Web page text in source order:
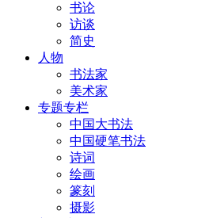
书论
访谈
简史
人物
书法家
美术家
专题专栏
中国大书法
中国硬笔书法
诗词
绘画
篆刻
摄影